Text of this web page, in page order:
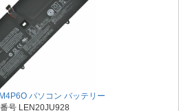
パソコン バッテリー
号 LEN20JU928